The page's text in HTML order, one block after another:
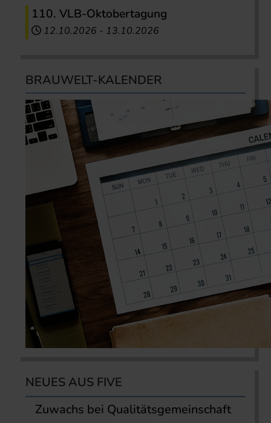
110. VLB-Oktobertagung
12.10.2026 - 13.10.2026
BRAUWELT-KALENDER
NEUES AUS FIVE
Zuwachs bei Qualitätsgemeinschaft